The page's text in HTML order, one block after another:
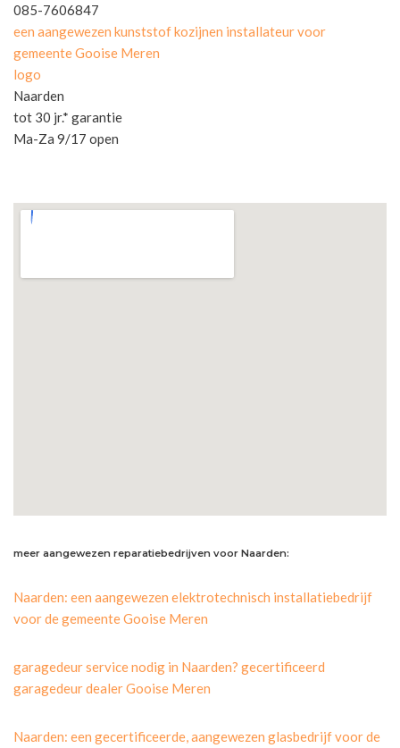
085-7606847
een aangewezen kunststof kozijnen installateur voor
gemeente Gooise Meren
logo
Naarden
tot 30 jr.* garantie
Ma-Za 9/17 open
meer aangewezen reparatiebedrijven voor Naarden:
Naarden: een aangewezen elektrotechnisch installatiebedrijf
voor de gemeente Gooise Meren
garagedeur service nodig in Naarden? gecertificeerd
garagedeur dealer Gooise Meren
Naarden: een gecertificeerde, aangewezen glasbedrijf voor de